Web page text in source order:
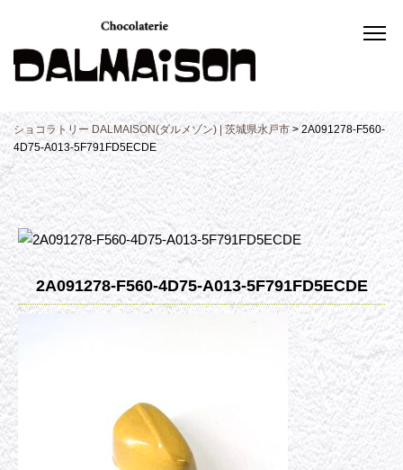
ショコラトリー DALMAISON(ダルメゾン) | 茨城県水戸市>2A091278-F560-
4D75-A013-5F791FD5ECDE
2A091278-F560-4D75-A013-5F791FD5ECDE